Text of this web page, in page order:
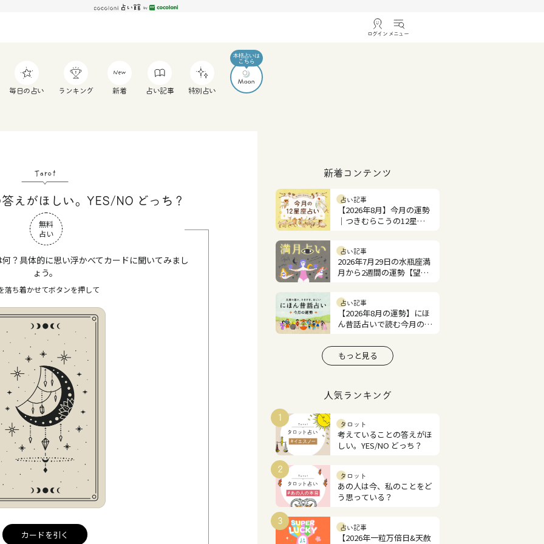
ログイン メニュー
毎日の占い ランキング 新着 占い記事 特別占い
Tarot
えがほしい。YES/NO どっち？
無料
占い
？具体的に思い浮かべてカードに聞いてみまし
ょう。
落ち着かせてボタンを押して
カードを引く
新着コンテンツ
占い記事
【2026年8月】今月の運勢
｜つきむらこうの12星座
占い記事
2026年7月29日の水瓶座満
月から2週間の運勢【望月
占い記事
【2026年8月の運勢】にほ
ん昔話占いで読む今月の占
もっと見る
人気ランキング
1
タロット
考えていることの答えがほ
しい。YES/NO どっち？
2
タロット
あの人は今、私のことをど
う思っている？
3
占い記事
【2026年一粒万倍日&天赦